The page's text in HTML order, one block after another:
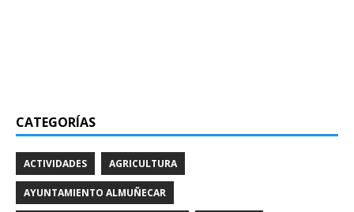
CATEGORÍAS
ACTIVIDADES AGRICULTURA
AYUNTAMIENTO ALMUÑECAR